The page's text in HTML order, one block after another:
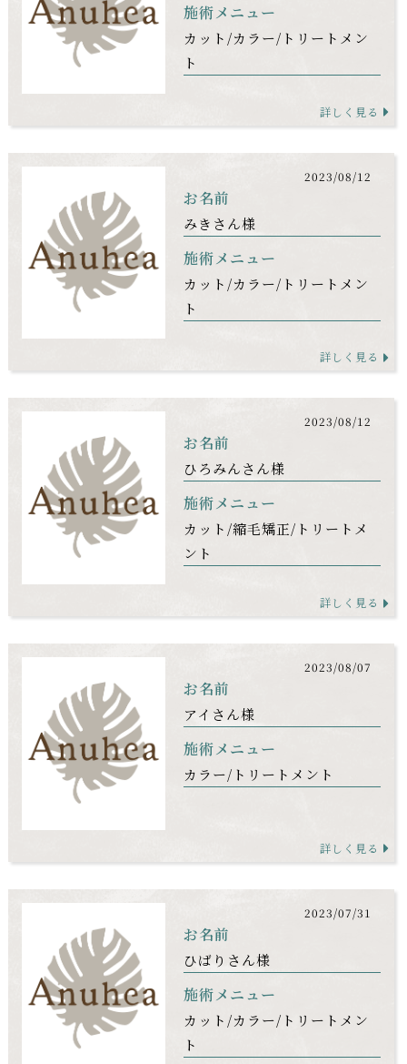
施術メニュー
カット カラー トリートメン
ト
詳しく見る
2023/08/12
お名前
みきさん様
施術メニュー
カット カラー トリートメン
ト
詳しく見る
2023/08/12
お名前
ひろみんさん様
施術メニュー
カット 縮毛矯正 トリートメ
ント
詳しく見る
2023/08/07
お名前
アイさん様
施術メニュー
カラー トリートメント
詳しく見る
2023/07/31
お名前
ひばりさん様
施術メニュー
カット カラー トリートメン
ト